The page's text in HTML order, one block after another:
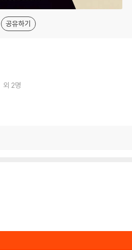
공유하기
외 2명